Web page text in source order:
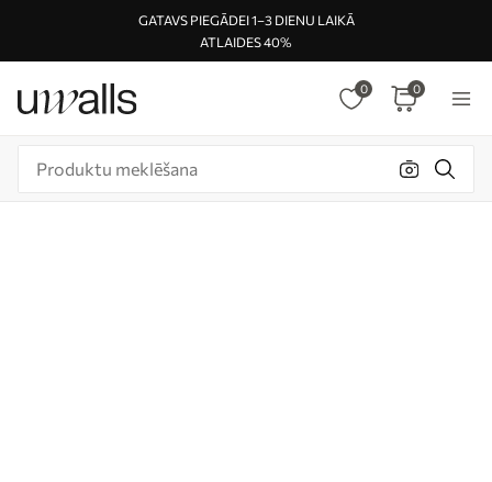
GATAVS PIEGĀDEI 1–3 DIENU LAIKĀ
ATLAIDES 40%
0 0